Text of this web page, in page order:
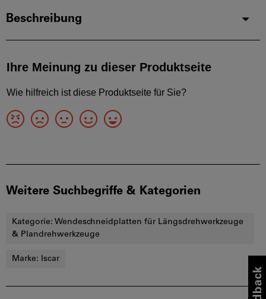
Beschreibung
Weitere Suchbegriffe & Kategorien
Kategorie: Wendeschneidplatten für Längsdrehwerkzeuge
& Plandrehwerkzeuge
Marke: Iscar